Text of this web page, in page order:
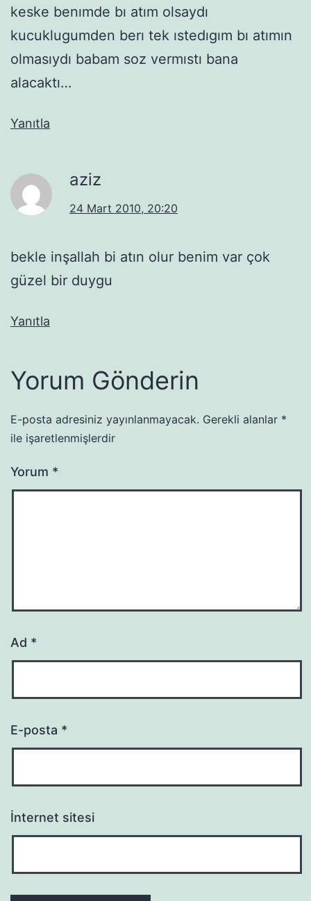
keske benımde bı atım olsaydı
kucuklugumden berı tek ıstedıgım bı atımın
olmasıydı babam soz vermıstı bana
alacaktı…
Yanıtla
aziz
24 Mart 2010, 20:20
bekle inşallah bi atın olur benim var çok
güzel bir duygu
Yanıtla
Yorum Gönderin
E-posta adresiniz yayınlanmayacak. Gerekli alanlar *
ile işaretlenmişlerdir
Yorum *
Ad *
E-posta *
İnternet sitesi